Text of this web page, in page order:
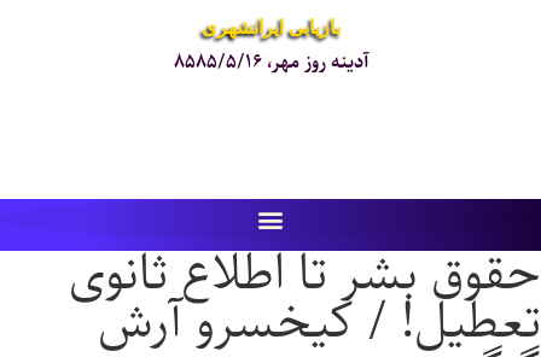
بازیابی ایرانشهری
آدینه روز مهر، ۸۵۸۵/۵/۱۶
حقوق بشر تا اطلاع ثانوی
تعطیل! / کیخسرو آرش